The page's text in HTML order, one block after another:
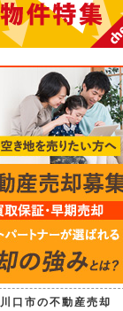
川口市の不動産売却